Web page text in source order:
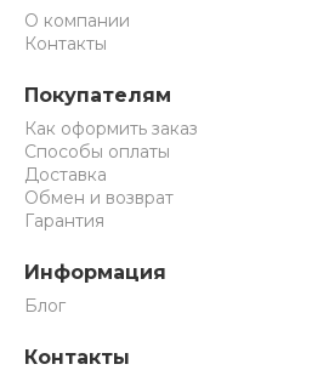
О компании
Контакты
Покупателям
Как оформить заказ
Способы оплаты
Доставка
Обмен и возврат
Гарантия
Информация
Блог
Контакты